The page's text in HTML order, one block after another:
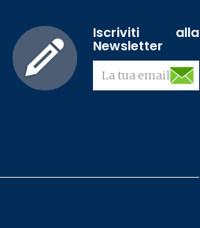
Iscriviti alla
Newsletter